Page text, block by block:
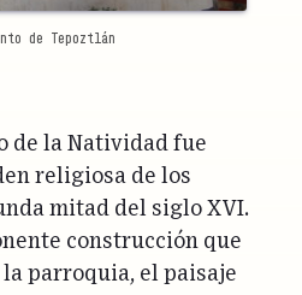
de Tepoztlán
de la Natividad fue
religiosa de los
mitad del siglo XVI.
construcción que
parroquia, el paisaje